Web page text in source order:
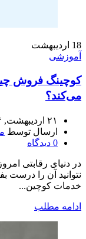
18 اردیبهشت
آموزشی
کوچینگ فروش
می‌کند؟
۲۱ اردیبهشت, ۱۴۰۴
ارسال توسط
0 دیدگاه
در دنیای رقابتی
نتوانید آن را
خدمات کوچین...
ادامه مطلب